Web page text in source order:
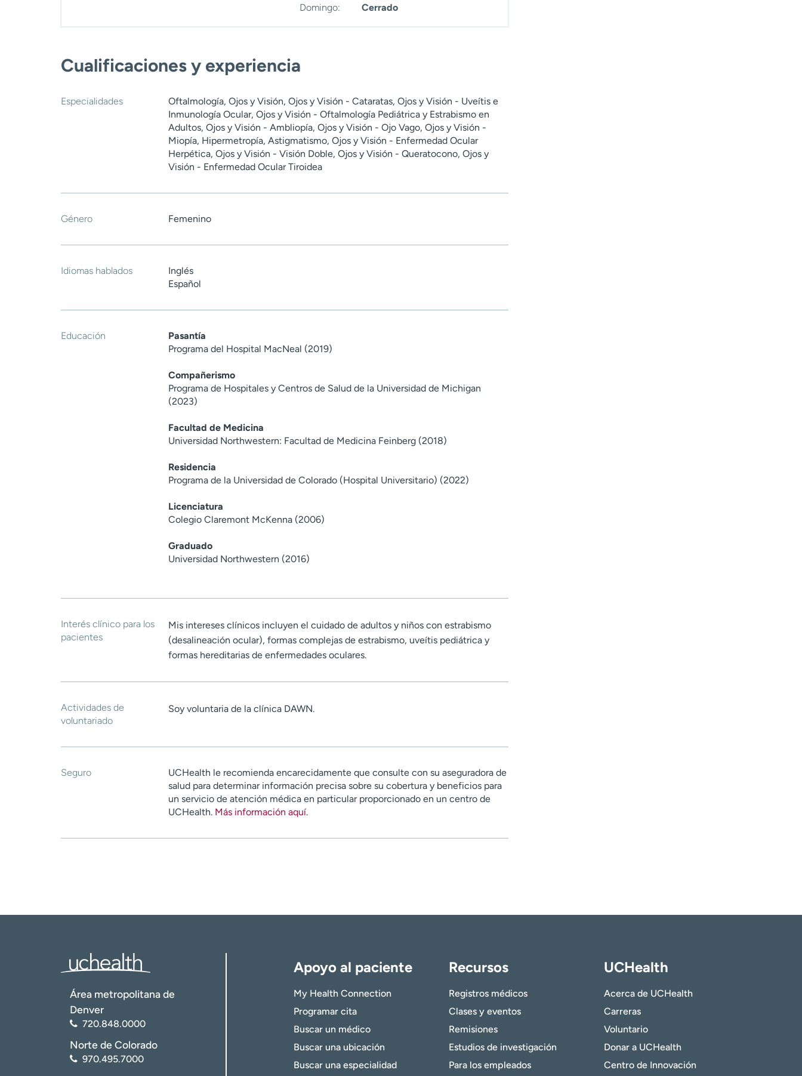
Domingo:
Cerrado
Cualificaciones y experiencia
Especialidades
Oftalmología, Ojos y Visión, Ojos y Visión - Cataratas, Ojos y Visión - Uveítis e
Inmunología Ocular, Ojos y Visión - Oftalmología Pediátrica y Estrabismo en
Adultos, Ojos y Visión - Ambliopía, Ojos y Visión - Ojo Vago, Ojos y Visión -
Miopía, Hipermetropía, Astigmatismo, Ojos y Visión - Enfermedad Ocular
Herpética, Ojos y Visión - Visión Doble, Ojos y Visión - Queratocono, Ojos y
Visión - Enfermedad Ocular Tiroidea
Género Femenino
Idiomas hablados
Inglés
Español
Educación
Pasantía
Programa del Hospital MacNeal (2019)
Compañerismo
Programa de Hospitales y Centros de Salud de la Universidad de Michigan
(2023)
Facultad de Medicina
Universidad Northwestern: Facultad de Medicina Feinberg (2018)
Residencia
Programa de la Universidad de Colorado (Hospital Universitario) (2022)
Licenciatura
Colegio Claremont McKenna (2006)
Graduado
Universidad Northwestern (2016)
Interés clínico para los
pacientes
Mis intereses clínicos incluyen el cuidado de adultos y niños con estrabismo
(desalineación ocular), formas complejas de estrabismo, uveítis pediátrica y
formas hereditarias de enfermedades oculares.
Actividades de
voluntariado
Soy voluntaria de la clínica DAWN.
Seguro
UCHealth le recomienda encarecidamente que consulte con su aseguradora de
salud para determinar información precisa sobre su cobertura y beneficios para
un servicio de atención médica en particular proporcionado en un centro de
UCHealth. Más información aquí.
Área metropolitana de
Denver
720.848.0000
Norte de Colorado
970.495.7000
Apoyo al paciente
My Health Connection
Programar cita
Buscar un médico
Buscar una ubicación
Buscar una especialidad
Recursos
Registros médicos
Clases y eventos
Remisiones
Estudios de investigación
Para los empleados
UCHealth
Acerca de UCHealth
Carreras
Voluntario
Donar a UCHealth
Centro de Innovación